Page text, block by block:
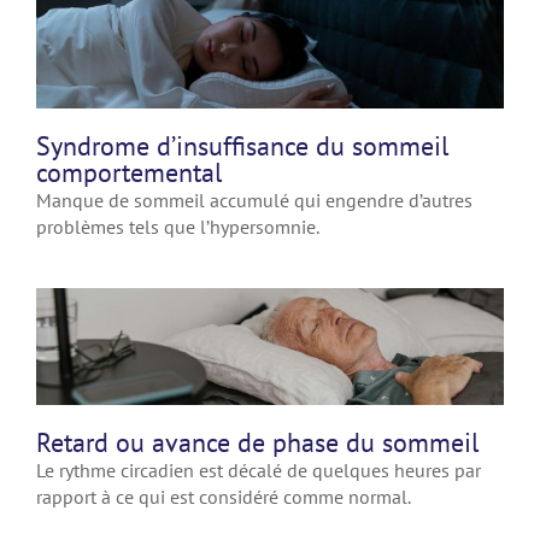
Syndrome d’insuffisance du sommeil
comportemental
Manque de sommeil accumulé qui engendre d’autres
problèmes tels que l’hypersomnie.
Retard ou avance de phase du sommeil
Le rythme circadien est décalé de quelques heures par
rapport à ce qui est considéré comme normal.